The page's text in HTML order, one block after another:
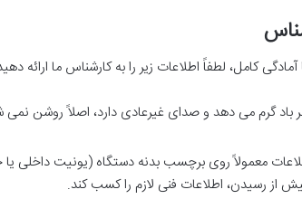
کامل، لطفاً اطلاعات زیر را به کارشناس ما ارائه
باد گرم می دهد و صدای غیرعادی دارد، اصلاً روشن نمی
معمولاً روی برچسب بدنه دستگاه (یونیت داخلی
رسیدن، اطلاعات فنی لازم را کسب کند.